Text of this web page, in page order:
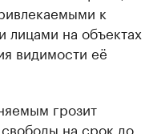
к
лицами на объектах
видимости её
грозит
на срок до